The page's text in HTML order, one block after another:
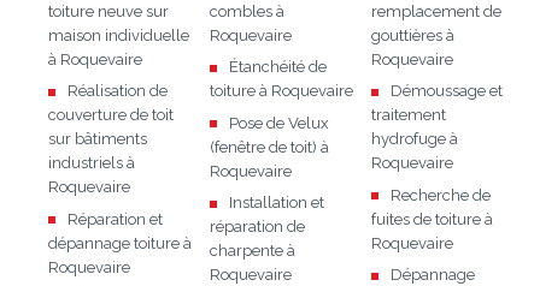
toiture neuve sur
maison individuelle
à Roquevaire
Réalisation de
couverture de toit
sur bâtiments
industriels à
Roquevaire
Réparation et
dépannage toiture à
Roquevaire
combles à
Roquevaire
Étanchéité de
toiture à Roquevaire
Pose de Velux
(fenêtre de toit) à
Roquevaire
Installation et
réparation de
charpente à
Roquevaire
remplacement de
gouttières à
Roquevaire
Démoussage et
traitement
hydrofuge à
Roquevaire
Recherche de
fuites de toiture à
Roquevaire
Dépannage